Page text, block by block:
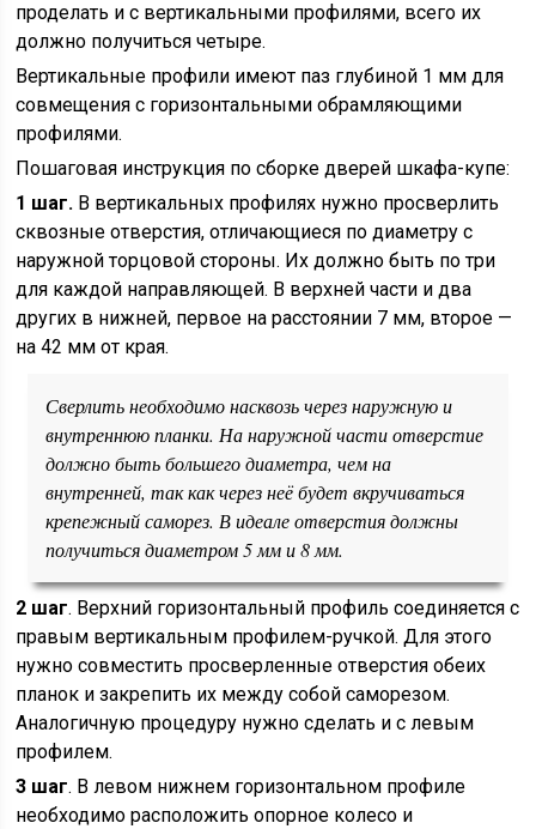
проделать и с вертикальными профилями, всего их
должно получиться четыре.
Вертикальные профили имеют паз глубиной 1 мм для
совмещения с горизонтальными обрамляющими
профилями.
Пошаговая инструкция по сборке дверей шкафа-купе:
1 шаг. В вертикальных профилях нужно просверлить
сквозные отверстия, отличающиеся по диаметру с
наружной торцовой стороны. Их должно быть по три
для каждой направляющей. В верхней части и два
других в нижней, первое на расстоянии 7 мм, второе —
на 42 мм от края.
Сверлить необходимо насквозь через наружную и
внутреннюю планки. На наружной части отверстие
должно быть большего диаметра, чем на
внутренней, так как через неё будет вкручиваться
крепежный саморез. В идеале отверстия должны
получиться диаметром 5 мм и 8 мм.
2 шаг. Верхний горизонтальный профиль соединяется с
правым вертикальным профилем-ручкой. Для этого
нужно совместить просверленные отверстия обеих
планок и закрепить их между собой саморезом.
Аналогичную процедуру нужно сделать и с левым
профилем.
3 шаг. В левом нижнем горизонтальном профиле
необходимо расположить опорное колесо и